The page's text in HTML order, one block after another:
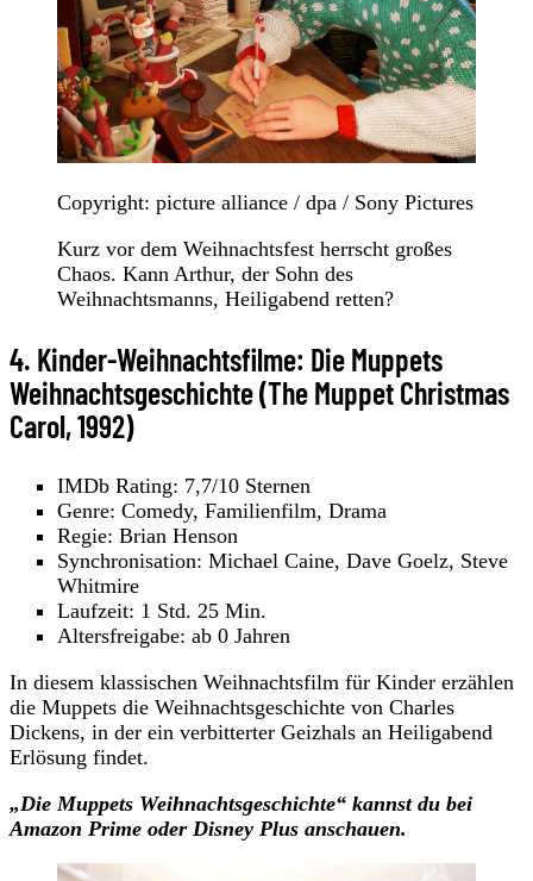
Copyright: picture alliance / dpa / Sony Pictures
Kurz vor dem Weihnachtsfest herrscht großes
Chaos. Kann Arthur, der Sohn des
Weihnachtsmanns, Heiligabend retten?
4. Kinder-Weihnachtsfilme: Die Muppets
Weihnachtsgeschichte (The Muppet Christmas
Carol, 1992)
IMDb Rating: 7,7/10 Sternen
Genre: Comedy, Familienfilm, Drama
Regie: Brian Henson
Synchronisation: Michael Caine, Dave Goelz, Steve
Whitmire
Laufzeit: 1 Std. 25 Min.
Altersfreigabe: ab 0 Jahren
In diesem klassischen Weihnachtsfilm für Kinder erzählen
die Muppets die Weihnachtsgeschichte von Charles
Dickens, in der ein verbitterter Geizhals an Heiligabend
Erlösung findet.
„Die Muppets Weihnachtsgeschichte“ kannst du bei
Amazon Prime oder Disney Plus anschauen.